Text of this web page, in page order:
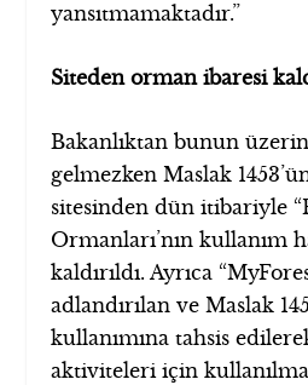
yansıtmamaktadır.”
Siteden orman ibaresi
Bakanlıktan bunun
gelmezken Maslak
sitesinden dün itibariyle
Ormanları’nın kullanım
kaldırıldı. Ayrıca
adlandırılan ve Maslak
kullanımına tahsis
aktiviteleri için